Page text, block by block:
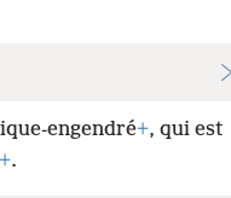
engendré+, qui est
.